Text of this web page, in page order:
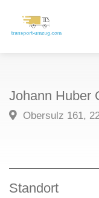
Johann Huber
Obersulz 161,
Standort